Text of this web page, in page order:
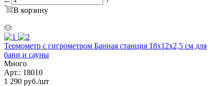
В корзину
Термометр с гигрометром Банная станция 18х12х2,5 см для
бани и сауны
Много
Арт.: 18010
1 290 руб./шт